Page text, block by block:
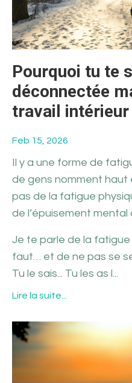
Pourquoi tu te
déconnectée
travail intérieur
Feb 15, 2026
Il y a une forme de
de gens nomment haut
pas de la fatigue
de l’épuisement mental
Je te parle de la fatigue
faut… et de ne pas se
Tu le sais... Tu les as l...
Lire la suite...